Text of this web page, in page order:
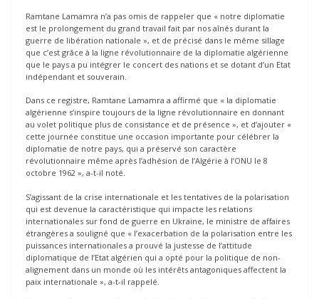
Ramtane Lamamra n’a pas omis de rappeler que « notre diplomatie
est le prolongement du grand travail fait par nos aînés durant la
guerre de libération nationale », et de précisé dans le même sillage
que c’est grâce à la ligne révolutionnaire de la diplomatie algérienne
que le pays a pu intégrer le concert des nations et se dotant d’un Etat
indépendant et souverain.
Dans ce registre, Ramtane Lamamra a affirmé que « la diplomatie
algérienne s’inspire toujours de la ligne révolutionnaire en donnant
au volet politique plus de consistance et de présence », et d’ajouter «
cette journée constitue une occasion importante pour célébrer la
diplomatie de notre pays, qui a préservé son caractère
révolutionnaire même après l’adhésion de l’Algérie à l’ONU le 8
octobre 1962 », a-t-il noté.
S’agissant de la crise internationale et les tentatives de la polarisation
qui est devenue la caractéristique qui impacte les relations
internationales sur fond de guerre en Ukraine, le ministre de affaires
étrangères a souligné que « l’exacerbation de la polarisation entre les
puissances internationales a prouvé la justesse de l’attitude
diplomatique de l’Etat algérien qui a opté pour la politique de non-
alignement dans un monde où les intérêts antagoniques affectent la
paix internationale », a-t-il rappelé.